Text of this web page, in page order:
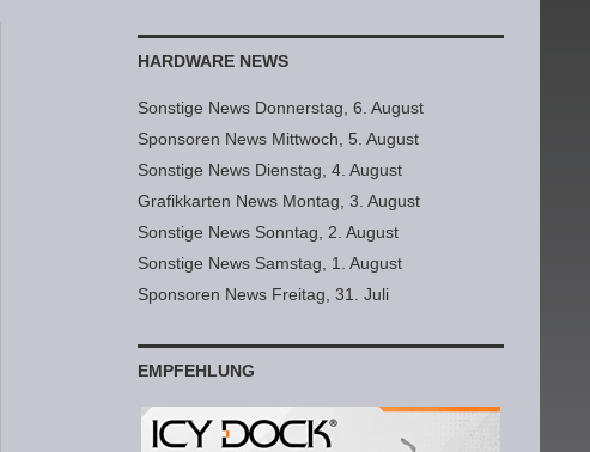
HARDWARE NEWS
Sonstige News Donnerstag, 6. August
Sponsoren News Mittwoch, 5. August
Sonstige News Dienstag, 4. August
Grafikkarten News Montag, 3. August
Sonstige News Sonntag, 2. August
Sonstige News Samstag, 1. August
Sponsoren News Freitag, 31. Juli
EMPFEHLUNG